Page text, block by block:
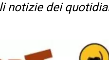
notizie dei